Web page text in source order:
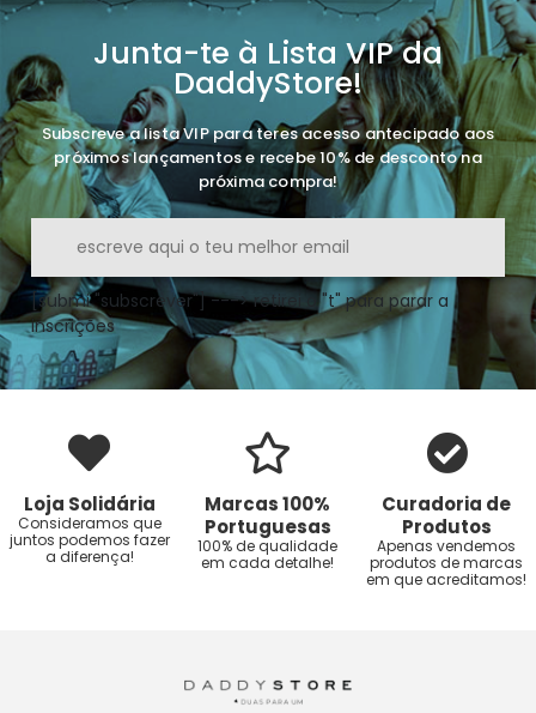
Junta-te à Lista VIP da
DaddyStore!
Subscreve a lista VIP para teres acesso antecipado aos
próximos lançamentos e recebe 10% de desconto na
próxima compra!
[submi "subscrever"] ---> retirei o "t" para parar a
inscrições
Loja Solidária
Consideramos que
juntos podemos fazer
a diferença!
Marcas 100%
Portuguesas
100% de qualidade
em cada detalhe!
Curadoria de
Produtos
Apenas vendemos
produtos de marcas
em que acreditamos!